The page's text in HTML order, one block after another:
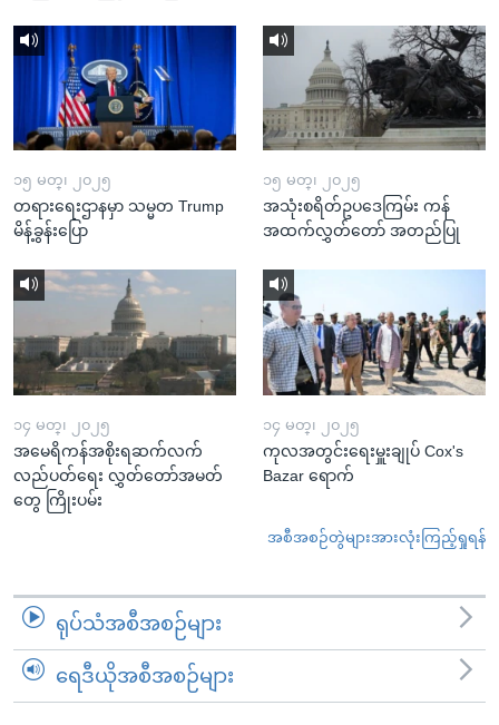
၁၅ မတ္၊ ၂၀၂၅
တရားရေးဌာနမှာ သမ္မတ Trump
မိန့်ခွန်းပြော
၁၅ မတ္၊ ၂၀၂၅
အသုံးစရိတ်ဥပဒေကြမ်း ကန်
အထက်လွှတ်တော် အတည်ပြု
၁၄ မတ္၊ ၂၀၂၅
အမေရိကန်အစိုးရဆက်လက်
လည်ပတ်ရေး လွှတ်တော်အမတ်
တွေ ကြိုးပမ်း
၁၄ မတ္၊ ၂၀၂၅
ကုလအတွင်းရေးမှူးချုပ် Cox's
Bazar ရောက်
အစီအစဉ်တွဲများအားလုံးကြည့်ရှုရန်
ရုပ်သံအစီအစဉ်များ
ရေဒီယိုအစီအစဉ်များ